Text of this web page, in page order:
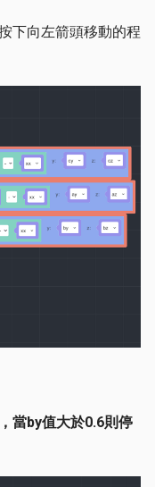
下向左箭頭移動的程
當by值大於0.6則停